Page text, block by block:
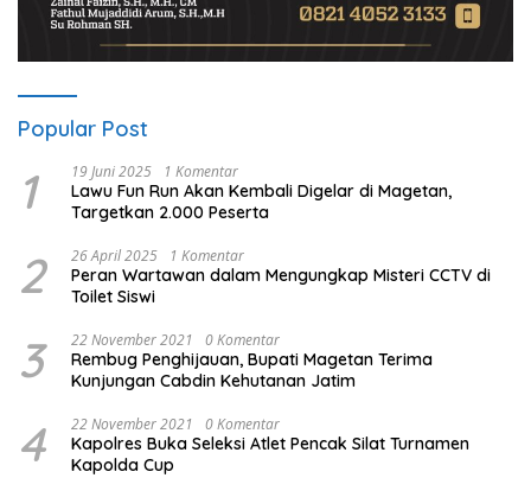
Popular Post
1 19 Juni 2025 1 Komentar
Lawu Fun Run Akan Kembali Digelar di Magetan,
Targetkan 2.000 Peserta
2 26 April 2025 1 Komentar
Peran Wartawan dalam Mengungkap Misteri CCTV di
Toilet Siswi
3 22 November 2021 0 Komentar
Rembug Penghijauan, Bupati Magetan Terima
Kunjungan Cabdin Kehutanan Jatim
4 22 November 2021 0 Komentar
Kapolres Buka Seleksi Atlet Pencak Silat Turnamen
Kapolda Cup